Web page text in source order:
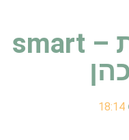
ייעוץ משכנאות – smart
18:14